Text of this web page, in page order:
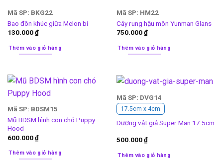
Mã SP: BKG22
Bao đôn khúc giữa Melon bi
130.000₫
Thêm vào giỏ hàng
Mã SP: HM22
Cây rung hậu môn Yunman Glans
750.000₫
Thêm vào giỏ hàng
Mã SP: BDSM15
Mũ BDSM hình con chó Puppy
Hood
600.000₫
Thêm vào giỏ hàng
Mã SP: DVG14
17.5cm x 4cm
Dương vật giả Super Man 17.5cm
500.000₫
Thêm vào giỏ hàng